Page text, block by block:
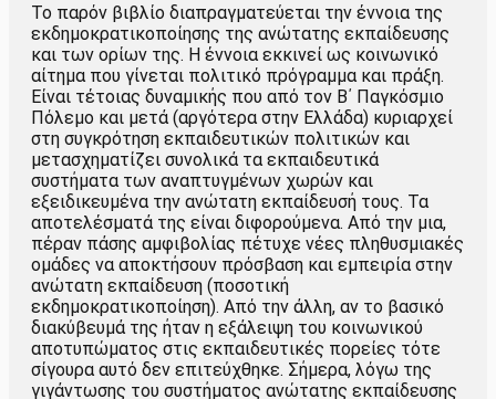
Το παρόν βιβλίο διαπραγματεύεται την έννοια της
εκδημοκρατικοποίησης της ανώτατης εκπαίδευσης
και των ορίων της. Η έννοια εκκινεί ως κοινωνικό
αίτημα που γίνεται πολιτικό πρόγραμμα και πράξη.
Είναι τέτοιας δυναμικής που από τον Β΄ Παγκόσμιο
Πόλεμο και μετά (αργότερα στην Ελλάδα) κυριαρχεί
στη συγκρότηση εκπαιδευτικών πολιτικών και
μετασχηματίζει συνολικά τα εκπαιδευτικά
συστήματα των αναπτυγμένων χωρών και
εξειδικευμένα την ανώτατη εκπαίδευσή τους. Τα
αποτελέσματά της είναι διφορούμενα. Από την μια,
πέραν πάσης αμφιβολίας πέτυχε νέες πληθυσμιακές
ομάδες να αποκτήσουν πρόσβαση και εμπειρία στην
ανώτατη εκπαίδευση (ποσοτική
εκδημοκρατικοποίηση). Από την άλλη, αν το βασικό
διακύβευμά της ήταν η εξάλειψη του κοινωνικού
αποτυπώματος στις εκπαιδευτικές πορείες τότε
σίγουρα αυτό δεν επιτεύχθηκε. Σήμερα, λόγω της
γιγάντωσης του συστήματος ανώτατης εκπαίδευσης